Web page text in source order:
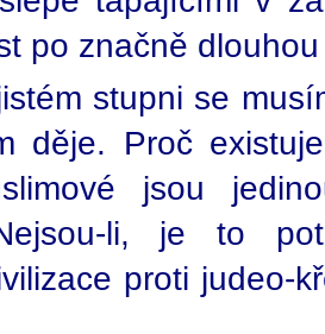
po značně
stupni se
děje. Proč
jsou
li, je to
proti judeo-